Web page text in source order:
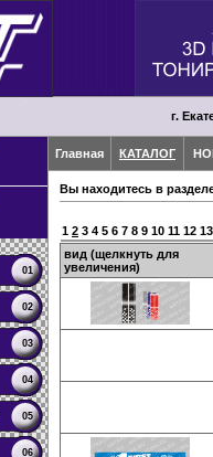
г.
01
02
03
04
05
06
Главная КАТАЛОГ
Вы находитесь в
1 2 3 4 5 6 7 8 9 10 11 12 13
вид (щелкнуть для
увеличения)